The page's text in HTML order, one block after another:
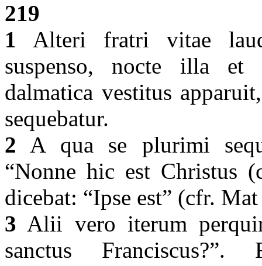
219
1 Alteri fratri vitae
suspenso, nocte illa et
dalmatica vestitus
sequebatur.
2 A qua se plurimi
“Nonne hic est Christus
dicebat: “Ipse est” (cfr.
3 Alii vero iterum
sanctus